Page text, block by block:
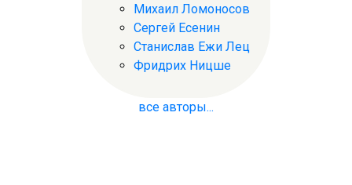
Михаил Ломоносов
Сергей Есенин
Станислав Ежи Лец
Фридрих Ницше
все авторы...